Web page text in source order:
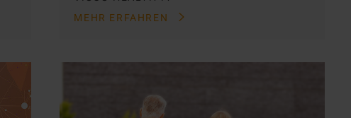
MEHR ERFAHREN